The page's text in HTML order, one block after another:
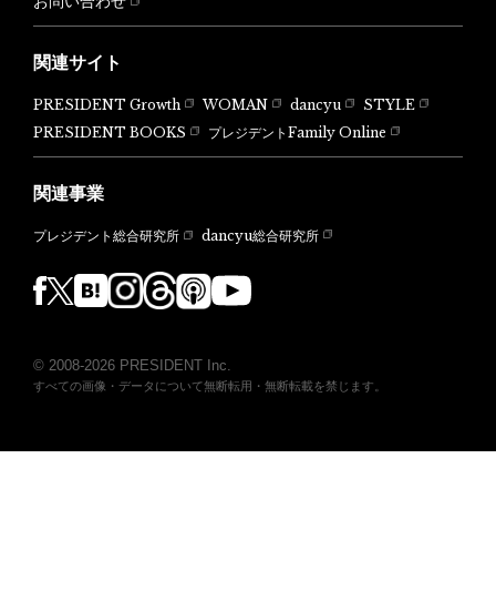
関連サイト
PRESIDENT Growth WOMAN dancyu
STYLE
PRESIDENT BOOKS
プレジデントFamily Online
関連事業
プレジデント総合研究所 dancyu総合研究所
© 2008-2026 PRESIDENT Inc.
すべての画像・データについて無断転用・無断転載を禁じます。